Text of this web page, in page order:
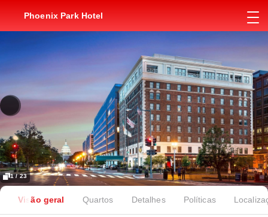
Phoenix Park Hotel
1 / 23
Visão geral Quartos Detalhes Políticas